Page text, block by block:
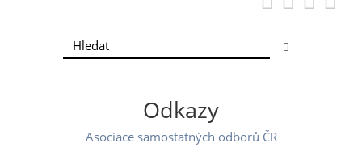
Odkazy
Asociace samostatných odborů ČR